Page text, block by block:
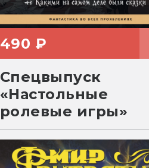
490 ₽
Спецвыпуск
«Настольные
ролевые игры»